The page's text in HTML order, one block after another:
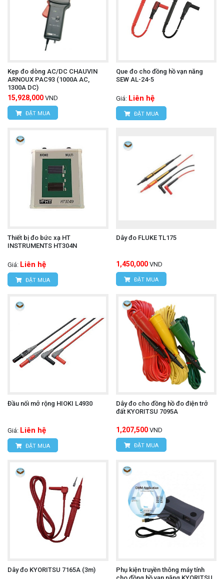
Kẹp đo dòng AC/DC CHAUVIN
ARNOUX PAC93 (1000A AC,
1300A DC)
15,928,000 VND
ĐẶT MUA
Que đo cho đồng hồ vạn năng
SEW AL-24-5
Giá: Liên hệ
ĐẶT MUA
Thiết bị đo bức xạ HT
INSTRUMENTS HT304N
Giá: Liên hệ
ĐẶT MUA
Dây đo FLUKE TL175
1,450,000 VND
ĐẶT MUA
Đầu nối mở rộng HIOKI L4930
Giá: Liên hệ
ĐẶT MUA
Dây đo cho đồng hồ đo điện trở
đất KYORITSU 7095A
1,207,500 VND
ĐẶT MUA
Dây đo KYORITSU 7165A (3m)
Phụ kiện truyền thông máy tính